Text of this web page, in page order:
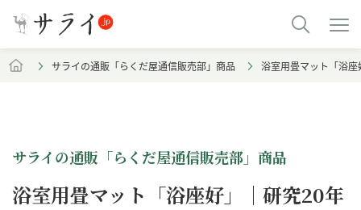
サライの通販「らくだ屋通信販売部」商品 浴室用畳マット「浴
サライの通販「らくだ屋通信販売部」商品
浴室用畳マット「浴座好」｜研究20年